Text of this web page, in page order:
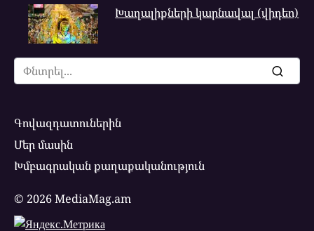
Խաղալիքների կարնավալ (վիդեո)
Search
for:
Գովազդատուներին
Մեր մասին
Խմբագրական քաղաքականություն
© 2026 MediaMag.am